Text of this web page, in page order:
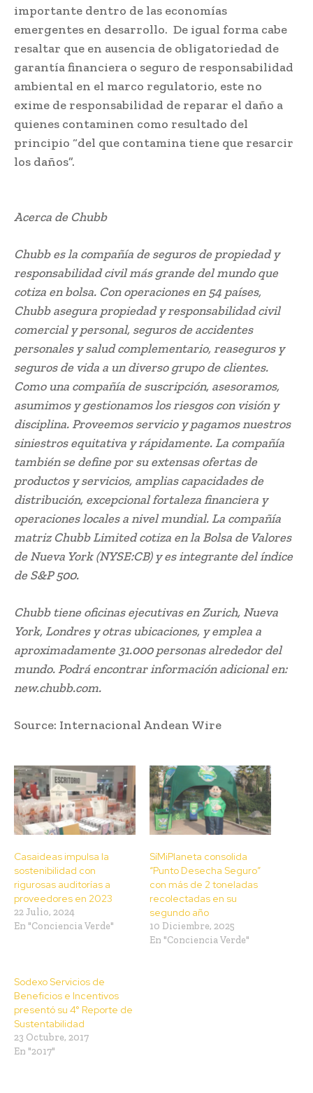
importante dentro de las economías
emergentes en desarrollo. De igual forma cabe
resaltar que en ausencia de obligatoriedad de
garantía financiera o seguro de responsabilidad
ambiental en el marco regulatorio, este no
exime de responsabilidad de reparar el daño a
quienes contaminen como resultado del
principio “del que contamina tiene que resarcir
los daños”.
Acerca de Chubb
Chubb es la compañía de seguros de propiedad y
responsabilidad civil más grande del mundo que
cotiza en bolsa. Con operaciones en 54 países,
Chubb asegura propiedad y responsabilidad civil
comercial y personal, seguros de accidentes
personales y salud complementario, reaseguros y
seguros de vida a un diverso grupo de clientes.
Como una compañía de suscripción, asesoramos,
asumimos y gestionamos los riesgos con visión y
disciplina. Proveemos servicio y pagamos nuestros
siniestros equitativa y rápidamente. La compañía
también se define por su extensas ofertas de
productos y servicios, amplias capacidades de
distribución, excepcional fortaleza financiera y
operaciones locales a nivel mundial. La compañía
matriz Chubb Limited cotiza en la Bolsa de Valores
de Nueva York (NYSE:CB) y es integrante del índice
de S&P 500.
Chubb tiene oficinas ejecutivas en Zurich, Nueva
York, Londres y otras ubicaciones, y emplea a
aproximadamente 31.000 personas alrededor del
mundo. Podrá encontrar información adicional en:
new.chubb.com.
Source: Internacional Andean Wire
Casaideas impulsa la
sostenibilidad con
rigurosas auditorías a
proveedores en 2023
22 Julio, 2024
En "Conciencia Verde"
SíMiPlaneta consolida
“Punto Desecha Seguro”
con más de 2 toneladas
recolectadas en su
segundo año
10 Diciembre, 2025
En "Conciencia Verde"
Sodexo Servicios de
Beneficios e Incentivos
presentó su 4° Reporte de
Sustentabilidad
23 Octubre, 2017
En "2017"